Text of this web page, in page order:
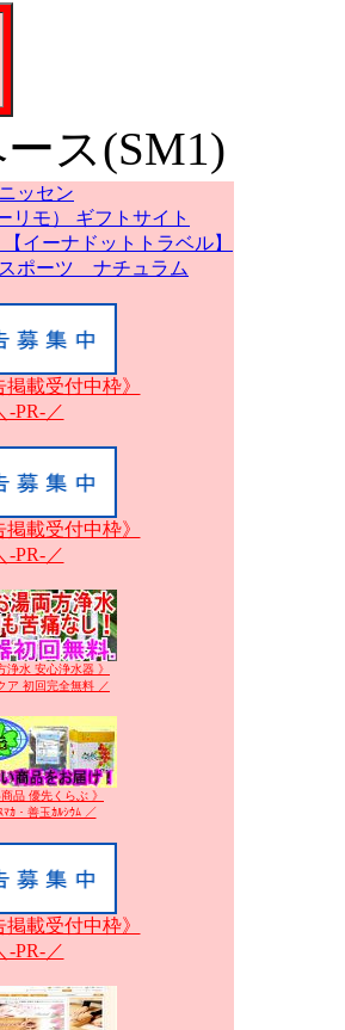
ス(SM1)
掲載受付中枠》
-PR-／
掲載受付中枠》
-PR-／
浄水 安心浄水器 》
ア 初回完全無料 ／
商品 優先くらぶ 》
ﾏｶ・善玉ｶﾙｼｳﾑ ／
掲載受付中枠》
-PR-／